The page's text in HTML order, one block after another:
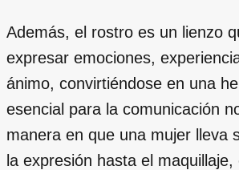
Además, el rostro es un lienzo
expresar emociones,
ánimo, convirtiéndose en una
esencial para la comunicación
manera en que una mujer lleva
la expresión hasta el